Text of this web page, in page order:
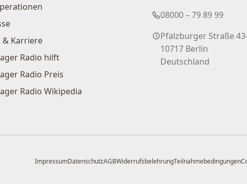
& Karriere
Radio hilft
Radio Preis
Radio Wikipedia
08000 – 79 89 99
Pfalzburger Straße
10717 Berlin
Deutschland
ImpressumDatenschutzAGBWiderrufsbelehrungTeilnahmebedingungen